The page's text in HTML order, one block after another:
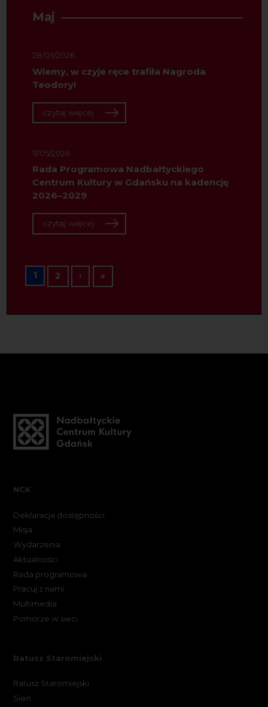
Maj
28/05/2026
Wiemy, w czyje ręce trafiła Nagroda
Teodory!
czytaj więcej
11/05/2026
Rada Programowa Nadbałtyckiego
Centrum Kultury w Gdańsku na kadencję
2026–2029
czytaj więcej
Stronicowanie
1 2 › Następna strona
»Ostatnia strona
NCK
Deklaracja dostępności
Misja
Wydarzenia
Aktualności
Rada programowa
Pracuj z nami
Multimedia
Pomorze w sieci
Ratusz Staromiejski
Ratusz Staromiejski
Sień